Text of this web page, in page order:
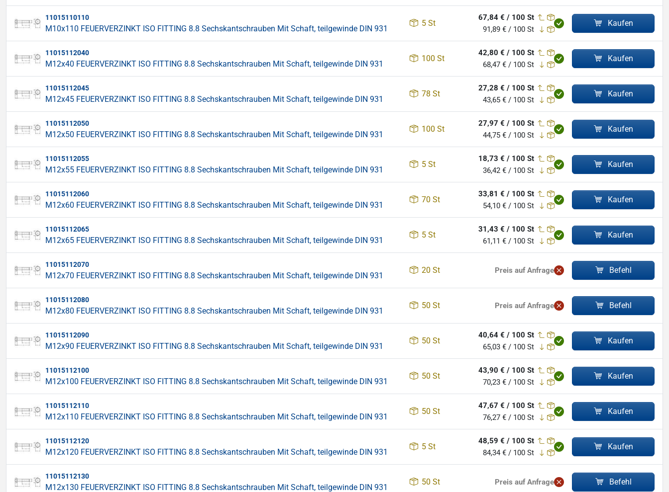
11015110110
M10x110 FEUERVERZINKT ISO FITTING 8.8 Sechskantschrauben Mit Schaft, teilgewinde DIN 931
5 St
67,84 € / 100 St
91,89 € / 100 St
Kaufen
11015112040
M12x40 FEUERVERZINKT ISO FITTING 8.8 Sechskantschrauben Mit Schaft, teilgewinde DIN 931
100 St
42,80 € / 100 St
68,47 € / 100 St
Kaufen
11015112045
M12x45 FEUERVERZINKT ISO FITTING 8.8 Sechskantschrauben Mit Schaft, teilgewinde DIN 931
78 St
27,28 € / 100 St
43,65 € / 100 St
Kaufen
11015112050
M12x50 FEUERVERZINKT ISO FITTING 8.8 Sechskantschrauben Mit Schaft, teilgewinde DIN 931
100 St
27,97 € / 100 St
44,75 € / 100 St
Kaufen
11015112055
M12x55 FEUERVERZINKT ISO FITTING 8.8 Sechskantschrauben Mit Schaft, teilgewinde DIN 931
5 St
18,73 € / 100 St
36,42 € / 100 St
Kaufen
11015112060
M12x60 FEUERVERZINKT ISO FITTING 8.8 Sechskantschrauben Mit Schaft, teilgewinde DIN 931
70 St
33,81 € / 100 St
54,10 € / 100 St
Kaufen
11015112065
M12x65 FEUERVERZINKT ISO FITTING 8.8 Sechskantschrauben Mit Schaft, teilgewinde DIN 931
5 St
31,43 € / 100 St
61,11 € / 100 St
Kaufen
11015112070
M12x70 FEUERVERZINKT ISO FITTING 8.8 Sechskantschrauben Mit Schaft, teilgewinde DIN 931
20 St Preis auf Anfrage Befehl
11015112080
M12x80 FEUERVERZINKT ISO FITTING 8.8 Sechskantschrauben Mit Schaft, teilgewinde DIN 931
50 St Preis auf Anfrage Befehl
11015112090
M12x90 FEUERVERZINKT ISO FITTING 8.8 Sechskantschrauben Mit Schaft, teilgewinde DIN 931
50 St
40,64 € / 100 St
65,03 € / 100 St
Kaufen
11015112100
M12x100 FEUERVERZINKT ISO FITTING 8.8 Sechskantschrauben Mit Schaft, teilgewinde DIN 931
50 St
43,90 € / 100 St
70,23 € / 100 St
Kaufen
11015112110
M12x110 FEUERVERZINKT ISO FITTING 8.8 Sechskantschrauben Mit Schaft, teilgewinde DIN 931
50 St
47,67 € / 100 St
76,27 € / 100 St
Kaufen
11015112120
M12x120 FEUERVERZINKT ISO FITTING 8.8 Sechskantschrauben Mit Schaft, teilgewinde DIN 931
5 St
48,59 € / 100 St
84,34 € / 100 St
Kaufen
11015112130
M12x130 FEUERVERZINKT ISO FITTING 8.8 Sechskantschrauben Mit Schaft, teilgewinde DIN 931
50 St Preis auf Anfrage Befehl